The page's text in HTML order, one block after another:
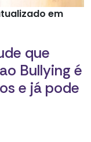
em
que
Bullying é
e já pode